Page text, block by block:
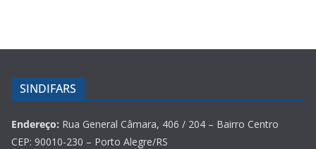
SINDIFARS
Endereço: Rua General Câmara, 406 / 204 – Bairro Centro
CEP: 90010-230 – Porto Alegre/RS